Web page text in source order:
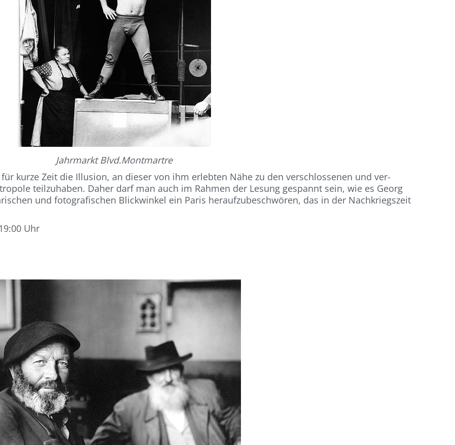
Jahrmarkt Blvd.Montmartre
kurze Zeit die Illusion, an dieser von ihm erlebten Nähe zu den verschlossenen und ver-
teilzuhaben. Daher darf man auch im Rahmen der Lesung gespannt sein, wie es Georg
und fotografischen Blickwinkel ein Paris heraufzubeschwören, das in der Nachkriegszeit
Uhr